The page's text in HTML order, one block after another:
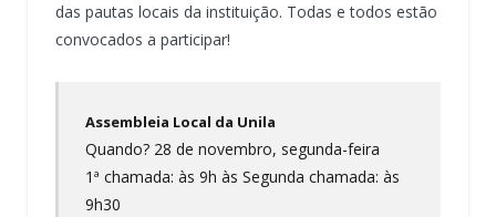
das pautas locais da instituição. Todas e todos estão
convocados a participar!
Assembleia Local da Unila
Quando? 28 de novembro, segunda-feira
1ª chamada: às 9h às Segunda chamada: às
9h30